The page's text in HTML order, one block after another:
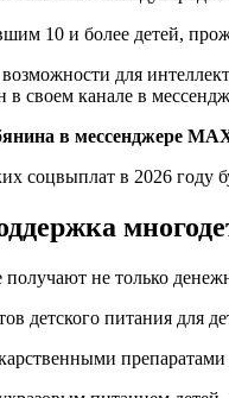
10 и более детей,
для
в своем канале в
в мессенджере
соцвыплат в 2026
не только
детского питания для
препаратами